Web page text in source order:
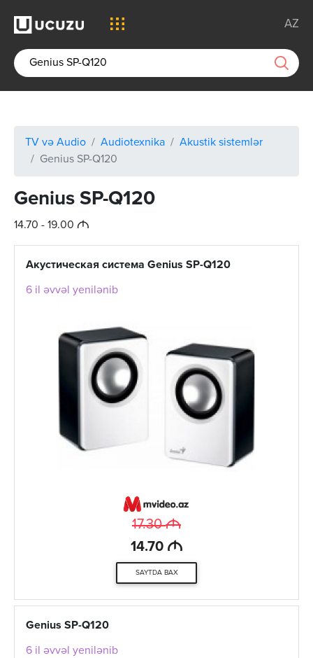
AZ
TV və Audio Audiotexnika
Akustik sistemlər
Genius SP-Q120
Genius SP-Q120
14.70 - 19.00 M
Акустическая система Genius SP-Q120
6 il əvvəl yenilənib
17.30M
14.70 M
SAYTDA BAX
Genius SP-Q120
6 il əvvəl yenilənib